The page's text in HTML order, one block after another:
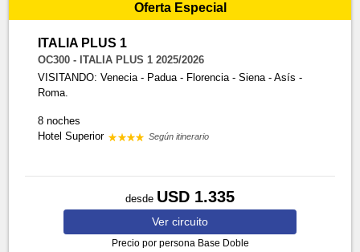
Oferta Especial
ITALIA PLUS 1
OC300 - ITALIA PLUS 1 2025/2026
VISITANDO: Venecia - Padua - Florencia - Siena - Asís -
Roma.
8 noches
Hotel Superior
Según itinerario
desde USD 1.335
Ver circuito
Precio por persona Base Doble